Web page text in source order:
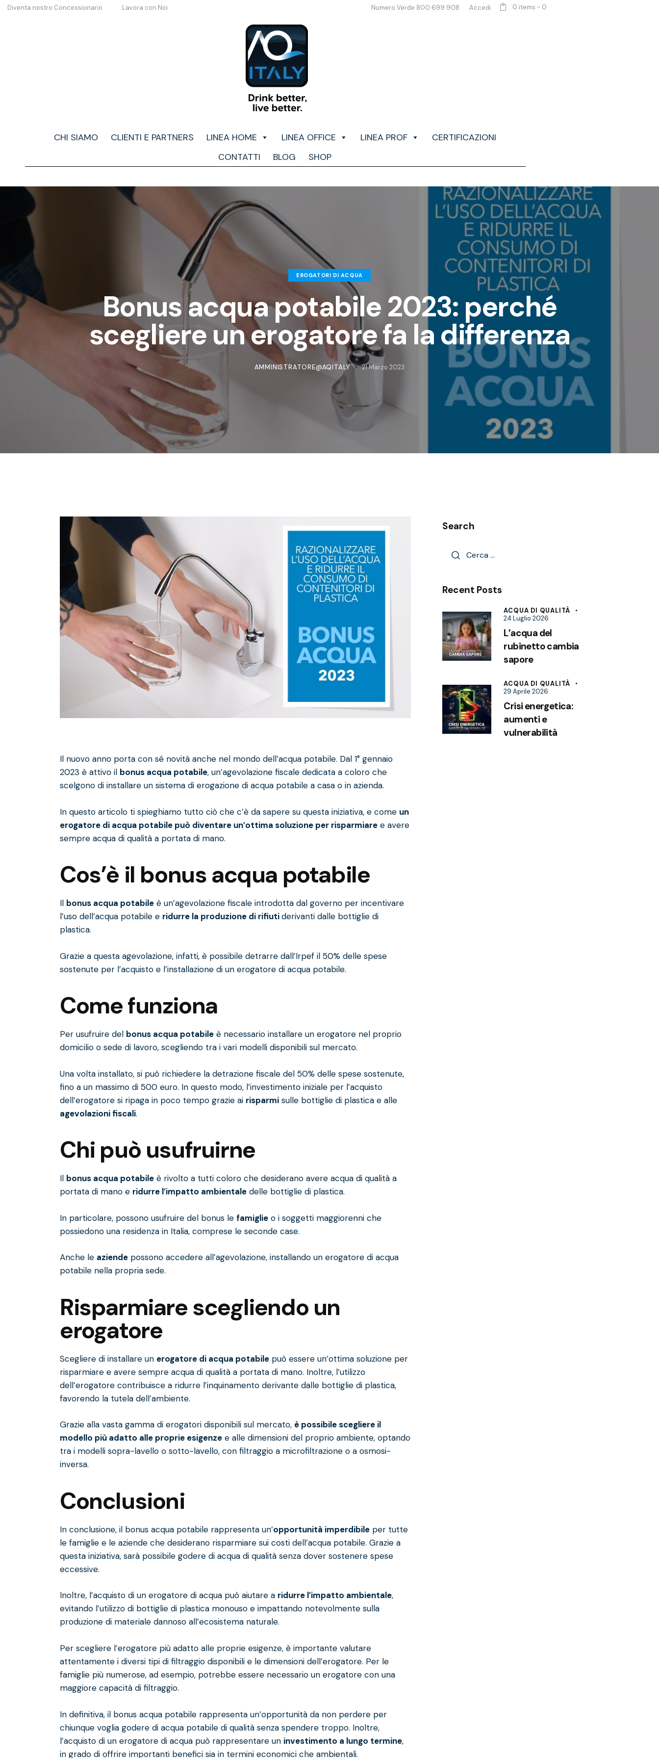
Diventa nostro Concessionario Lavora con Noi Numero Verde 800 699 908 Accedi 0 items - 0
CHI SIAMO CLIENTI E PARTNERS LINEA HOME LINEA OFFICE LINEA PROF
CERTIFICAZIONI
CONTATTI
BLOG SHOP
EROGATORI DI ACQUA
Bonus acqua potabile 2023: perché
scegliere un erogatore fa la differenza
AMMINISTRATORE@AQITALY 21 Marzo 2023
Il nuovo anno porta con sé novità anche nel mondo dell’acqua potabile. Dal 1° gennaio
2023 è attivo il bonus acqua potabile, un’agevolazione fiscale dedicata a coloro che
scelgono di installare un sistema di erogazione di acqua potabile a casa o in azienda.
In questo articolo ti spieghiamo tutto ciò che c’è da sapere su questa iniziativa, e come un
erogatore di acqua potabile può diventare un’ottima soluzione per risparmiare e avere
sempre acqua di qualità a portata di mano.
Cos’è il bonus acqua potabile
Il bonus acqua potabile è un’agevolazione fiscale introdotta dal governo per incentivare
l’uso dell’acqua potabile e ridurre la produzione di rifiutiderivanti dalle bottiglie di
plastica.
Grazie a questa agevolazione, infatti, è possibile detrarre dall’Irpef il 50% delle spese
sostenute per l’acquisto e l’installazione di un erogatore di acqua potabile.
Come funziona
Per usufruire del bonus acqua potabile è necessario installare un erogatore nel proprio
domicilio o sede di lavoro, scegliendo tra i vari modelli disponibili sul mercato.
Una volta installato, si può richiedere la detrazione fiscale del 50% delle spese sostenute,
fino a un massimo di 500 euro. In questo modo, l’investimento iniziale per l’acquisto
dell’erogatore si ripaga in poco tempo grazie ai risparmi sulle bottiglie di plastica e alle
agevolazioni fiscali.
Chi può usufruirne
Il bonus acqua potabile è rivolto a tutti coloro che desiderano avere acqua di qualità a
portata di mano e ridurre l’impatto ambientale delle bottiglie di plastica.
In particolare, possono usufruire del bonus le famiglie o i soggetti maggiorenni che
possiedono una residenza in Italia, comprese le seconde case.
Anche le aziende possono accedere all’agevolazione, installando un erogatore di acqua
potabile nella propria sede.
Risparmiare scegliendo un
erogatore
Scegliere di installare un erogatore di acqua potabile può essere un’ottima soluzione per
risparmiare e avere sempre acqua di qualità a portata di mano. Inoltre, l’utilizzo
dell’erogatore contribuisce a ridurre l’inquinamento derivante dalle bottiglie di plastica,
favorendo la tutela dell’ambiente.
Grazie alla vasta gamma di erogatori disponibili sul mercato, è possibile scegliere il
modello più adatto alle proprie esigenze e alle dimensioni del proprio ambiente, optando
tra i modelli sopra-lavello o sotto-lavello, con filtraggio a microfiltrazione o a osmosi-
inversa.
Conclusioni
In conclusione, il bonus acqua potabile rappresenta un’opportunità imperdibile per tutte
le famiglie e le aziende che desiderano risparmiare sui costi dell’acqua potabile. Grazie a
questa iniziativa, sarà possibile godere di acqua di qualità senza dover sostenere spese
eccessive.
Inoltre, l’acquisto di un erogatore di acqua può aiutare a ridurre l’impatto ambientale,
evitando l’utilizzo di bottiglie di plastica monouso e impattando notevolmente sulla
produzione di materiale dannoso all’ecosistema naturale.
Per scegliere l’erogatore più adatto alle proprie esigenze, è importante valutare
attentamente i diversi tipi di filtraggio disponibili e le dimensioni dell’erogatore. Per le
famiglie più numerose, ad esempio, potrebbe essere necessario un erogatore con una
maggiore capacità di filtraggio.
In definitiva, il bonus acqua potabile rappresenta un’opportunità da non perdere per
chiunque voglia godere di acqua potabile di qualità senza spendere troppo. Inoltre,
l’acquisto di un erogatore di acqua può rappresentare un investimento a lungo termine,
in grado di offrire importanti benefici sia in termini economici che ambientali.
Search
Recent Posts
ACQUA DI QUALITÀ
24 Luglio 2026
L’acqua del
rubinetto cambia
sapore
ACQUA DI QUALITÀ
29 Aprile 2026
Crisi energetica:
aumenti e
vulnerabilità